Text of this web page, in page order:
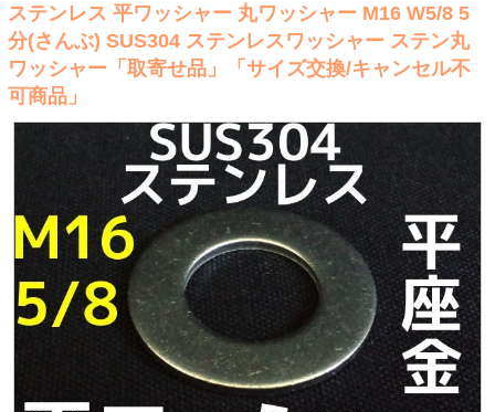
ステンレス 平ワッシャー 丸ワッシャー M16 W5/8 5
分(さんぶ) SUS304 ステンレスワッシャー ステン丸
ワッシャー「取寄せ品」「サイズ交換/キャンセル不
可商品」